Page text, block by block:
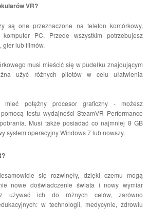
VR?
są one przeznaczone na telefon komórkowy,
PC. Przede wszystkim potrzebujesz
lub filmów.
musi mieścić się w pudełku znajdującym
użyć różnych pilotów w celu ułatwienia
mieć potężny procesor graficzny - możesz
testu wydajności SteamVR Performance
Musi także posiadać co najmniej 8 GB
system operacyjny Windows 7 lub nowszy.
się rozwinęły, dzięki czemu mogą
nowe doświadczenie świata i nowy wymiar
używać ich do różnych celów, zarówno
w technologii, medycynie, zdrowiu